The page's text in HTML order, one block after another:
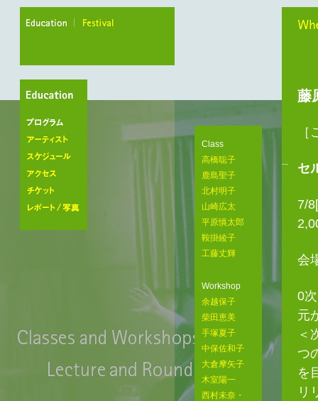
プログラム
アーティスト
スケジュール
アクセス
チケット
Class
高橋聡子
鹿島聖子
北村明子
山崎広太
平原慎太郎
鞍掛綾子
工藤丈輝
Workshop
余越保子
柴田恵美
手塚夏子
中保佐和子
大倉摩矢子
木室陽一
西村未奈・
藤
セ
7/
会
0
元
＜
つ
を
リ